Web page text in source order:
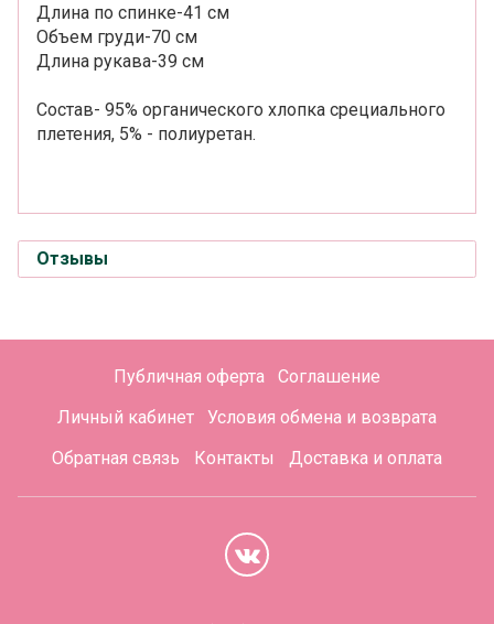
Длина по спинке-41 см
Объем груди-70 см
Длина рукава-39 см
Состав- 95% органического хлопка срециального
плетения, 5% - полиуретан.
Отзывы
Публичная оферта
Соглашение
Личный кабинет
Условия обмена и возврата
Обратная связь
Контакты Доставка и оплата